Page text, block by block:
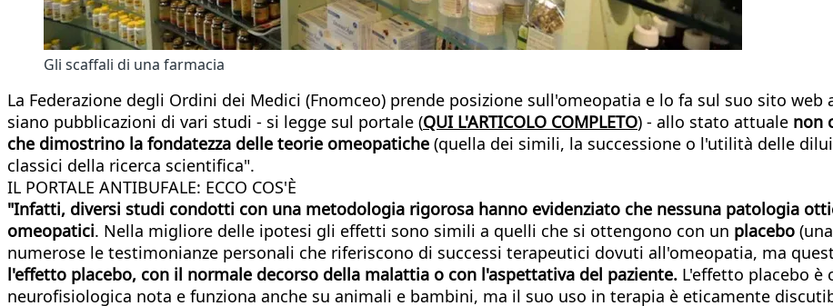
Gli scaffali di una farmacia
La Federazione degli Ordini dei Medici (Fnomceo) prende posizione sull'omeopatia e lo fa sul suo sito web
siano pubblicazioni di vari studi - si legge sul portale (QUI L'ARTICOLO COMPLETO) - allo stato attuale non
che dimostrino la fondatezza delle teorie omeopatiche (quella dei simili, la successione o l'utilità delle
classici della ricerca scientifica".
IL PORTALE ANTIBUFALE: ECCO COS'È
"Infatti, diversi studi condotti con una metodologia rigorosa hanno evidenziato che nessuna patologia
omeopatici. Nella migliore delle ipotesi gli effetti sono simili a quelli che si ottengono con un placebo
numerose le testimonianze personali che riferiscono di successi terapeutici dovuti all'omeopatia, ma
l'effetto placebo, con il normale decorso della malattia o con l'aspettativa del paziente. L'effetto placebo è
neurofisiologica nota e funziona anche su animali e bambini, ma il suo uso in terapia è eticamente